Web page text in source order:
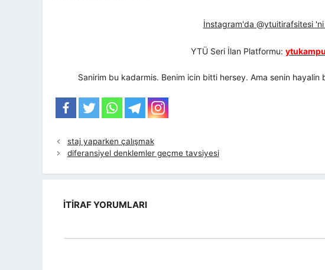
İnstagram'da @ytuitirafsitesi
YTÜ Seri İlan Platformu:
Sanirim bu kadarmis. Benim icin bitti hersey. Ama senin
staj yaparken çalışmak
diferansiyel denklemler geçme tavsiyesi
İTIRAF YORUMLARI